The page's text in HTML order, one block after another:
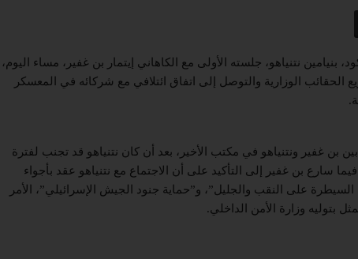
بنيامين نتنياهو، جلسته الأولى مع الكاهاني إيتمار بن غفير، مساء اليوم،
الحقائب الوزارية والتوصل إلى اتفاق ائتلافي مع شركائه في المعسكر
بن غفير ونتنياهو في مكتب الأخير، بعد أن كان نتنياهو قد تجنب لفترة
سارع بن غفير إلى التأكيد على أن الاجتماع مع نتنياهو عقد بأجواء
السيطرة على النقب والجليل”، و”حماية جنود الجيش الإسرائيلي”، الأمر
بتوليه وزارة الأمن الداخلي.